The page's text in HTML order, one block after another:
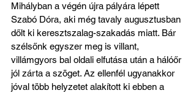
Mihályban a végén újra pályára lépett
Szabó Dóra, aki még tavaly augusztusban
dőlt ki keresztszalag-szakadás miatt. Bár
szélsőnk egyszer meg is villant,
villámgyors bal oldali elfutása után a hálóőr
jól zárta a szöget. Az ellenfél ugyanakkor
jóval több helyzetet alakított ki ebben a